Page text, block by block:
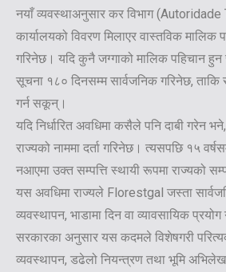
नयाँ व्यवस्थाअनुसार कर विभाग (Autoridade
कार्यालयको विवरण मिलाएर वास्तविक मालिक
गरिनेछ। यदि कुनै जग्गाको मालिक पहिचान
सूचना १८० दिनसम्म सार्वजनिक गरिनेछ, ताकि
गर्न सकून्।
यदि निर्धारित अवधिमा कसैले पनि दाबी गरेन
राज्यको नाममा दर्ता गरिनेछ। त्यसपछि १५
नआएमा उक्त सम्पत्ति स्थायी रूपमा राज्यको
यस अवधिमा राज्यले Florestgal जस्ता
व्यवस्थापन, भाडामा दिन वा व्यावसायिक
सरकारका अनुसार यस कदमले विशेषगरी
व्यवस्थापन, डढेलो नियन्त्रण तथा भूमि